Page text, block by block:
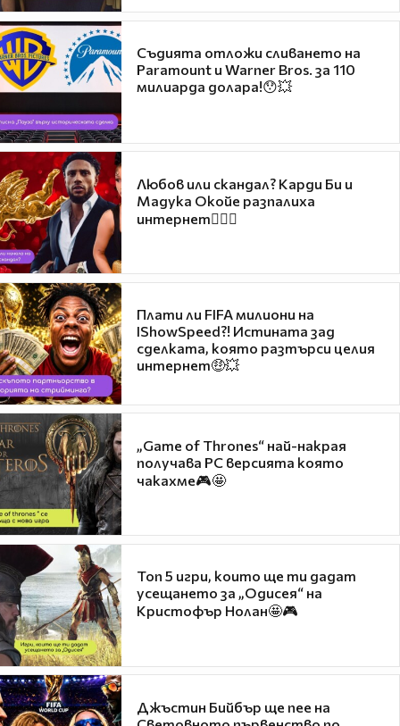
Съдията отложи сливането на
Paramount и Warner Bros. за 110
милиарда долара!😯💥
Любов или скандал? Карди Би и
Мадука Окойе разпалиха
интернет❤️‍🔥🔥
Плати ли FIFA милиони на
IShowSpeed?! Истината зад
сделката, която разтърси целия
интернет🤑💥
„Game of Thrones“ най-накрая
получава PC версията която
чакахме🎮🤩
Топ 5 игри, които ще ти дадат
усещането за „Одисея“ на
Кристофър Нолан🤩🎮
Джъстин Бийбър ще пее на